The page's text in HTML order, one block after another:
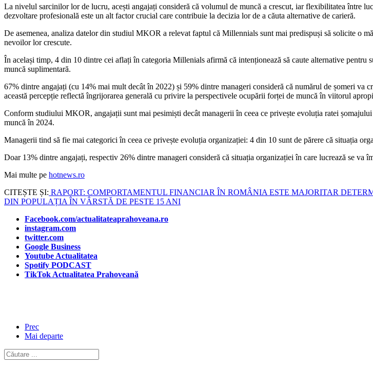
La nivelul sarcinilor lor de lucru, acești angajați consideră că volumul de muncă a crescut, iar flexibilitatea între
dezvoltare profesională este un alt factor crucial care contribuie la decizia lor de a căuta alternative de carieră.
De asemenea, analiza datelor din studiul MKOR a relevat faptul că Millennials sunt mai predispuși să solicite o
nevoilor lor crescute.
În același timp, 4 din 10 dintre cei aflați în categoria Millenials afirmă că intenționează să caute alternative
muncă suplimentară.
67% dintre angajați (cu 14% mai mult decât în 2022) și 59% dintre manageri consideră că numărul de șomeri va
această percepție reflectă îngrijorarea generală cu privire la perspectivele ocupării forței de muncă în viitorul
Conform studiului MKOR, angajații sunt mai pesimiști decât managerii în ceea ce privește evoluția ratei
muncă în 2024.
Managerii tind să fie mai categorici în ceea ce privește evoluția organizației: 4 din 10 sunt de părere că situația
Doar 13% dintre angajați, respectiv 26% dintre manageri consideră că situația organizației în care lucrează se va
Mai multe pe hotnews.ro
CITEȘTE ȘI: RAPORT: COMPORTAMENTUL FINANCIAR ÎN ROMÂNIA ESTE MAJORITAR
DIN POPULAȚIA ÎN VÂRSTĂ DE PESTE 15 ANI
Facebook.com/actualitateaprahoveana.ro
instagram.com
twitter.com
Google Business
Youtube Actualitatea
Spotify PODCAST
TikTok Actualitatea Prahoveană
Prec
Mai departe